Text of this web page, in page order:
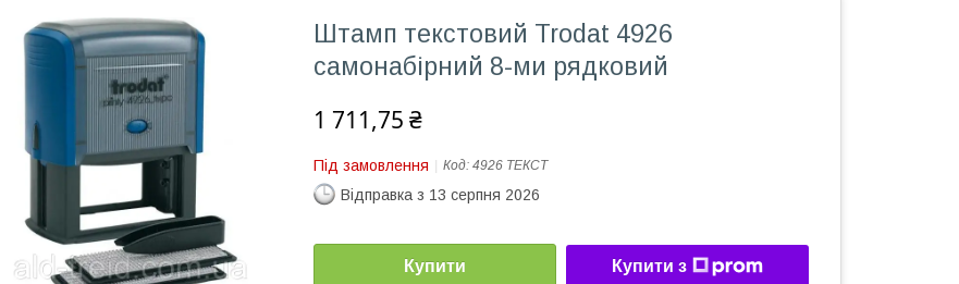
Штамп текстовий Trodat 4926
самонабірний 8-ми рядковий
1 711,75 ₴
Під замовлення Код: 4926 ТЕКСТ
Відправка з 13 серпня 2026
Купити Купити з